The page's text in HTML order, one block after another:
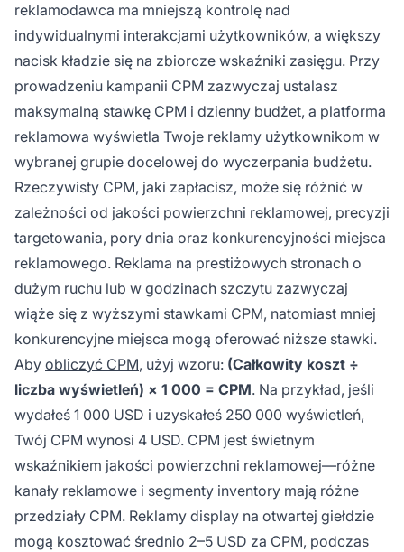
reklamodawca ma mniejszą kontrolę nad
indywidualnymi interakcjami użytkowników, a większy
nacisk kładzie się na zbiorcze wskaźniki zasięgu. Przy
prowadzeniu kampanii CPM zazwyczaj ustalasz
maksymalną stawkę CPM i dzienny budżet, a platforma
reklamowa wyświetla Twoje reklamy użytkownikom w
wybranej grupie docelowej do wyczerpania budżetu.
Rzeczywisty CPM, jaki zapłacisz, może się różnić w
zależności od jakości powierzchni reklamowej, precyzji
targetowania, pory dnia oraz konkurencyjności miejsca
reklamowego. Reklama na prestiżowych stronach o
dużym ruchu lub w godzinach szczytu zazwyczaj
wiąże się z wyższymi stawkami CPM, natomiast mniej
konkurencyjne miejsca mogą oferować niższe stawki.
Aby obliczyć CPM, użyj wzoru: (Całkowity koszt ÷
liczba wyświetleń) × 1 000 = CPM. Na przykład, jeśli
wydałeś 1 000 USD i uzyskałeś 250 000 wyświetleń,
Twój CPM wynosi 4 USD. CPM jest świetnym
wskaźnikiem jakości powierzchni reklamowej—różne
kanały reklamowe i segmenty inventory mają różne
przedziały CPM. Reklamy display na otwartej giełdzie
mogą kosztować średnio 2–5 USD za CPM, podczas